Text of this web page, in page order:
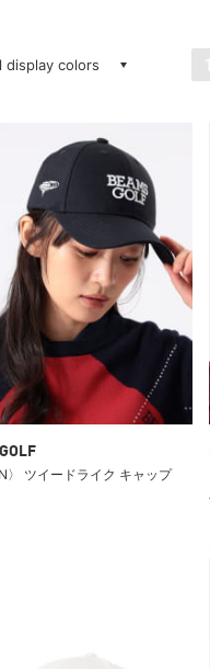
display colors 1
〉 ツイードライク キャップ